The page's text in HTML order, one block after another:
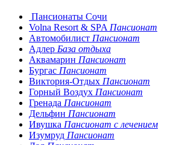
Пансионаты Сочи
Volna Resort & SPAПансионат
Автомобилист Пансионат
Адлер База отдыха
Аквамарин Пансионат
Бургас Пансионат
Виктория-Отдых Пансионат
Горный Воздух Пансионат
Гренада Пансионат
Дельфин Пансионат
Ивушка Пансионат с лечением
Изумруд Пансионат